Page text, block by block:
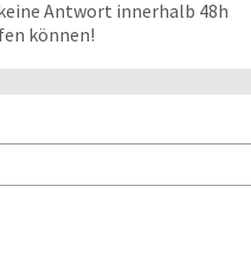
Antwort innerhalb 48h
können!